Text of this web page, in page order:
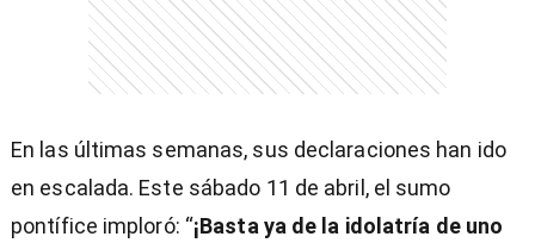
En las últimas semanas, sus declaraciones han ido
en escalada. Este sábado 11 de abril, el sumo
pontífice imploró: “¡Basta ya de la idolatría de uno